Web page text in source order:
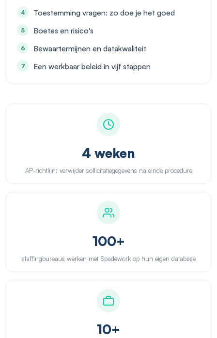
Toestemming vragen: zo doe je het goed
Boetes en risico's
Bewaartermijnen en datakwaliteit
Een werkbaar beleid in vijf stappen
4 weken
AP-richtlijn: verwijder sollicitatiegegevens na einde procedure
100+
staffingbureaus werken met Spadework op hun eigen database
10+